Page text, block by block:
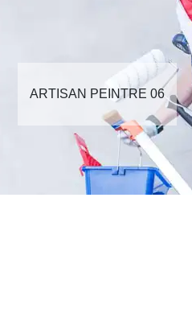
ARTISAN PEINTRE 06